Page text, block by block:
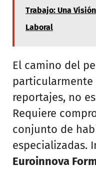
Trabajo: Una
Laboral
El camino del
particularmente
reportajes, no
Requiere
conjunto de
especializadas.
Euroinnova